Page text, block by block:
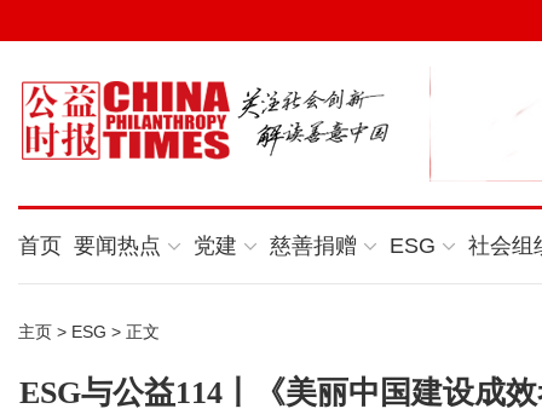
首页 要闻热点 党建 慈善捐赠 ESG 社会组
主页 > ESG > 正文
ESG与公益114丨《美丽中国建设成